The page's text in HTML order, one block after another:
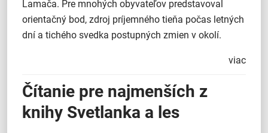
Lamača. Pre mnohých obyvateľov predstavoval
orientačný bod, zdroj príjemného tieňa počas letných
dní a tichého svedka postupných zmien v okolí.
viac
Čítanie pre najmenších z
knihy Svetlanka a les